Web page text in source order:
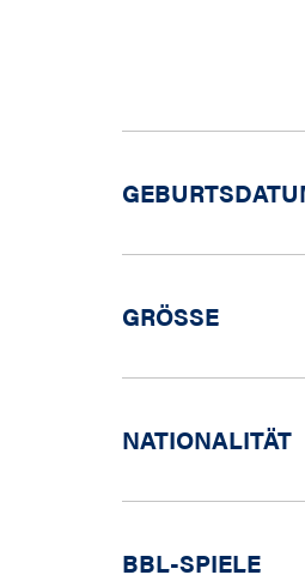
GRÖSSE
NATIONALITÄT
BBL-SPIELE